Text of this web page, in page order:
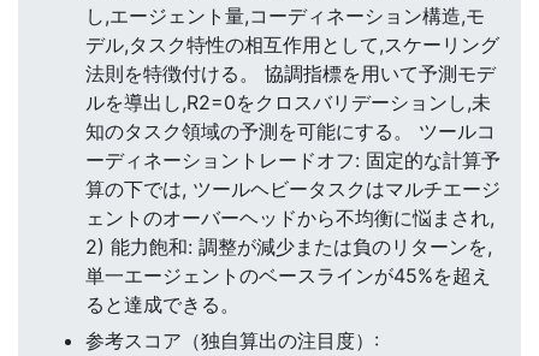
し,エージェント量,コーディネーション構造,モ
デル,タスク特性の相互作用として,スケーリング
法則を特徴付ける。 協調指標を用いて予測モデ
ルを導出し,R2=0をクロスバリデーションし,未
知のタスク領域の予測を可能にする。 ツールコ
ーディネーショントレードオフ: 固定的な計算予
算の下では, ツールヘビータスクはマルチエージ
ェントのオーバーヘッドから不均衡に悩まされ,
2) 能力飽和: 調整が減少または負のリターンを,
単一エージェントのベースラインが45%を超え
ると達成できる。
参考スコア（独自算出の注目度）: